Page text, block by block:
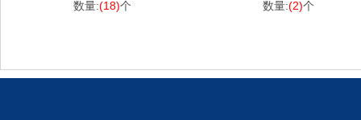
数量:(18)个
数量:(2)个